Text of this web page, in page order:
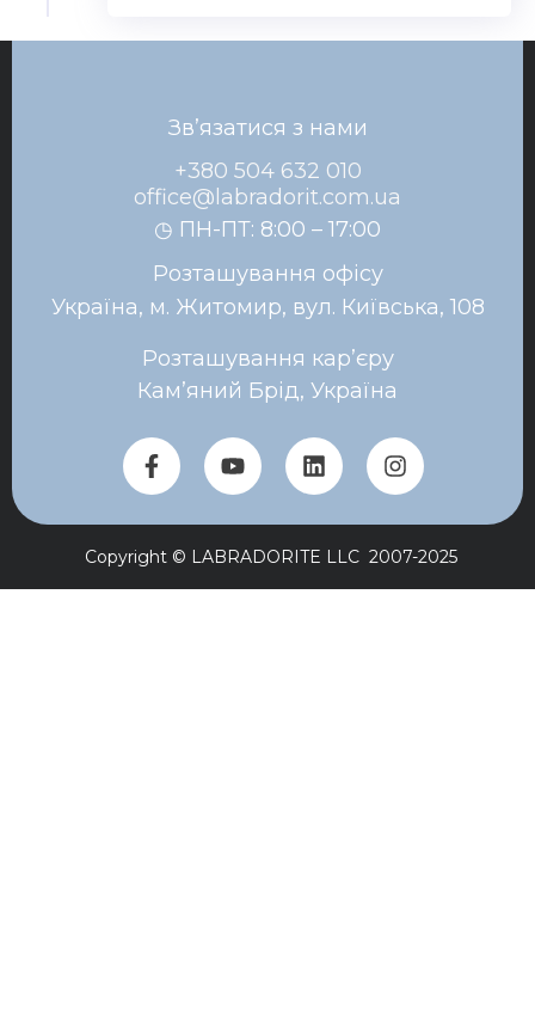
Зв’язатися з нами
+380 504 632 010
office@labradorit.com.ua
◷ ПН-ПТ: 8:00 – 17:00
Розташування офісу
Україна, м. Житомир, вул. Київська, 108
Розташування кар’єру
Кам’яний Брід, Україна
Copyright © LABRADORITE LLC 2007-2025